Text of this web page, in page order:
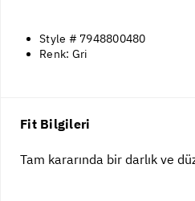
Style # 7948800480
Renk: Gri
Fit Bilgileri
Tam kararında bir darlık ve